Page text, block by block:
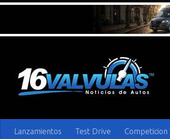
Lanzamientos Test Drive Competicion